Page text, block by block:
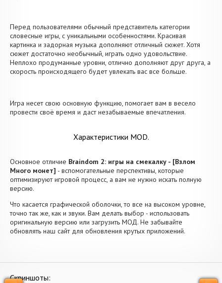
Перед пользователями обычный представитель категории
словесные игры, с уникальными особенностями. Красивая
картинка и задорная музыка дополняют отличный сюжет. Хотя
сюжет достаточно необычный, играть одно удовольствие.
Неплохо продуманные уровни, отлично дополняют друг друга, а
скорость происходящего будет увлекать вас все больше.
Игра несет свою основную функцию, помогает вам в весело
провести своё время и даст незабываемые впечатления.
Характеристики MOD.
Основное отличие Braindom 2: игры на смекалку - [Взлом
Много монет] - вспомогательные перспективы, которые
оптимизируют игровой процесс, а вам не нужно искать полную
версию.
Что касается графической оболочки, то все на высоком уровне,
точно так же, как и звуки. Вам делать выбор - использовать
оригинальную версию или загрузить МОД. Не забывайте
обновлять наш сайт для обновления крутых приложений.
Скриншоты: